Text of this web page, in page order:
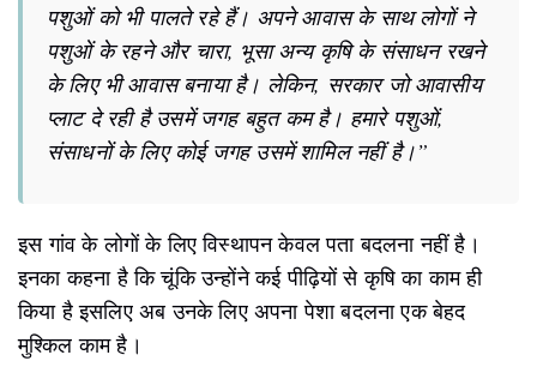
पशुओं को भी पालते रहे हैं। अपने आवास के साथ लोगों ने
पशुओं के रहने और चारा, भूसा अन्य कृषि के संसाधन रखने
के लिए भी आवास बनाया है। लेकिन, सरकार जो आवासीय
प्लाट दे रही है उसमें जगह बहुत कम है। हमारे पशुओं,
संसाधनों के लिए कोई जगह उसमें शामिल नहीं है।”
इस गांव के लोगों के लिए विस्थापन केवल पता बदलना नहीं है।
इनका कहना है कि चूंकि उन्होंने कई पीढ़ियों से कृषि का काम ही
किया है इसलिए अब उनके लिए अपना पेशा बदलना एक बेहद
मुश्किल काम है।